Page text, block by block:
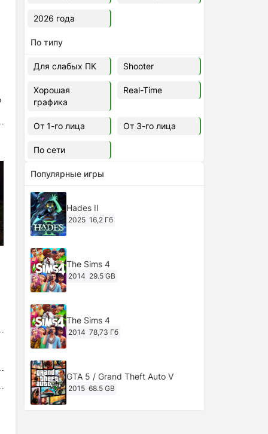
2026 года
По типу
Для слабых ПК Shooter
Хорошая
графика
Real-Time
От 1-го лица От 3-го лица
По сети
Популярные игры
Hades II
2025 16,2 Гб
The Sims 4
2014 29.5 GB
The Sims 4
2014 78,73 Гб
GTA 5 / Grand Theft Auto V
2015 68.5 GB